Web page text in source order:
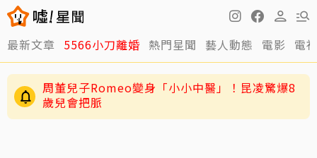
最新文章 5566小刀離婚 熱門星聞 藝人動態 電影 電
男星二度罹急性白血病！淚揭抗癌歷程：痛苦到
不想回想